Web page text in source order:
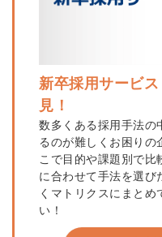
新卒採用サービ
見！
数多くある採用手法の
るのが難しくお困りの
こで目的や課題別で比
に合わせて手法を選び
くマトリクスにまとめ
い！